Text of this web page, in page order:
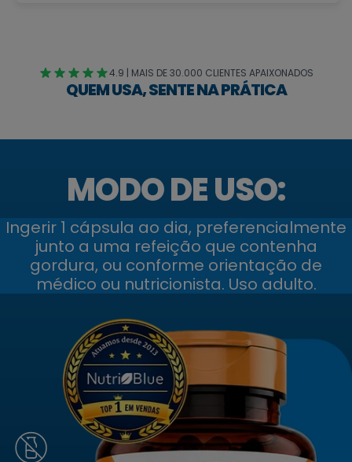
4.9 | MAIS DE 30.000 CLIENTES APAIXONADOS
QUEM USA, SENTE NA PRÁTICA
MODO DE USO:
Ingerir 1 cápsula ao dia, preferencialmente
junto a uma refeição que contenha
gordura, ou conforme orientação de
médico ou nutricionista. Uso adulto.